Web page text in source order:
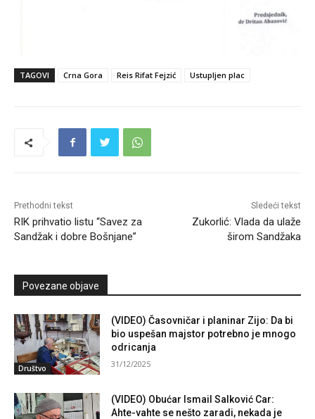
TAGOVI Crna Gora Reis Rifat Fejzić Ustupljen plac
Prethodni tekst
RIK prihvatio listu “Savez za
Sandžak i dobre Bošnjane”
Sledeći tekst
Zukorlić: Vlada da ulaže
širom Sandžaka
Povezane objave
Društvo
(VIDEO) Časovničar i planinar Zijo: Da bi
bio uspešan majstor potrebno je mnogo
odricanja
31/12/2025
(VIDEO) Obućar Ismail Salković Car:
Ahte-vahte se nešto zaradi, nekada je